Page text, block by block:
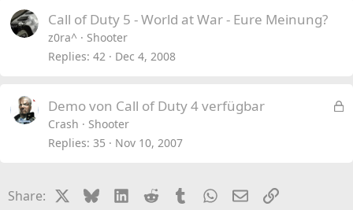
Call of Duty 5 - World at War - Eure Meinung?
z0ra^
Shooter
Replies 42 Dec 4, 2008
L
Demo von Call of Duty 4 verfügbar
Crash
Shooter
Replies 35 Nov 10, 2007
Share: BlueskyLinkedIn
Reddit TumblrWhatsApp
EmailLink